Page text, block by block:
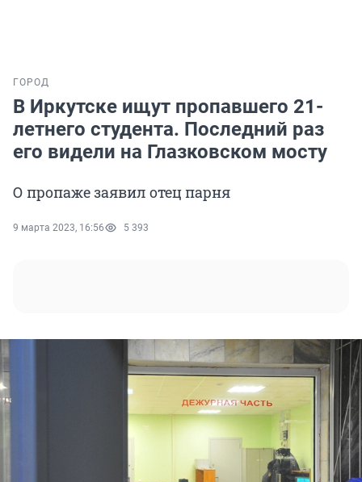
ГОРОД
В Иркутске ищут пропавшего 21-
летнего студента. Последний раз
его видели на Глазковском мосту
О пропаже заявил отец парня
9 марта 2023, 16:56 5 393